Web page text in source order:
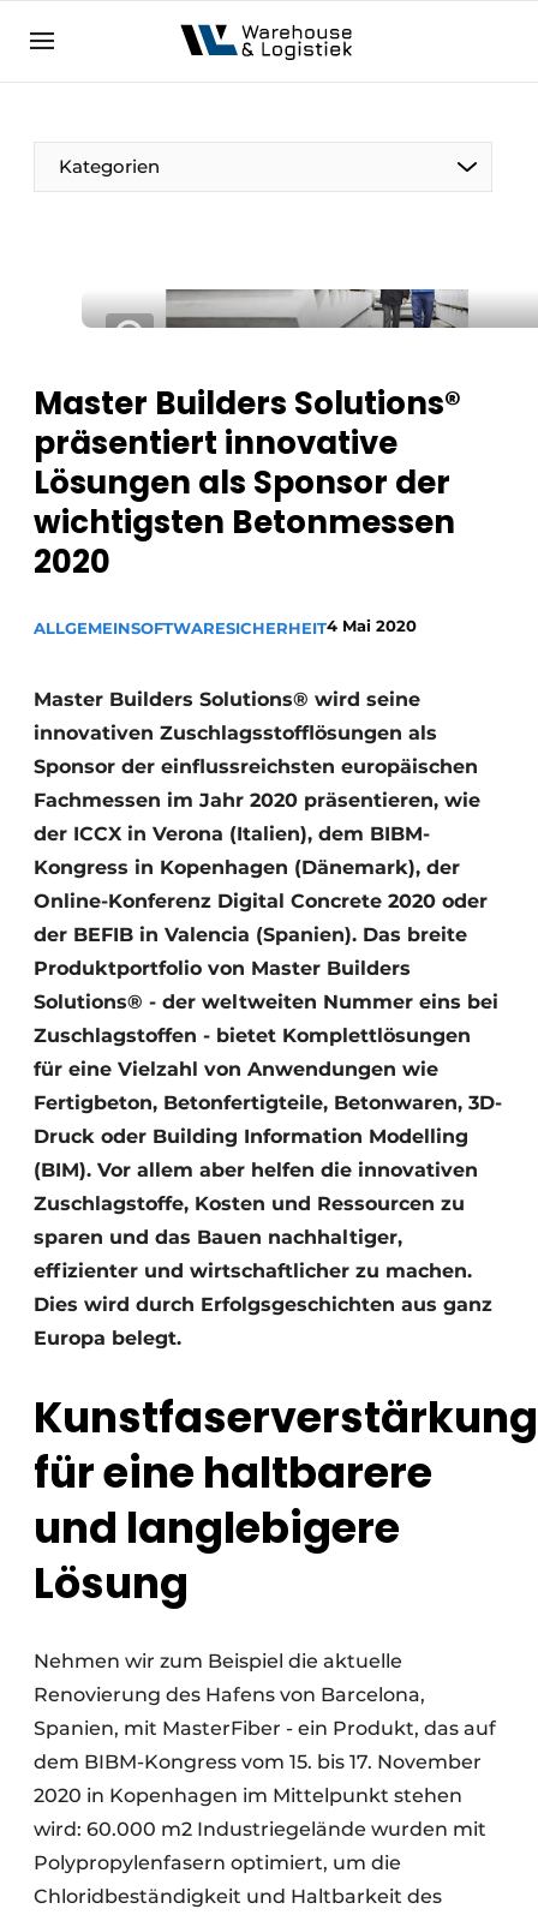
NL EN
Kategorien
Master Builders Solutions®
präsentiert innovative
Lösungen als Sponsor der
wichtigsten Betonmessen
2020
ALLGEMEINSOFTWARESICHERHEIT4 Mai 2020
Master Builders Solutions® wird seine
innovativen Zuschlagsstofflösungen als
Sponsor der einflussreichsten europäischen
Fachmessen im Jahr 2020 präsentieren, wie
der ICCX in Verona (Italien), dem BIBM-
Kongress in Kopenhagen (Dänemark), der
Online-Konferenz Digital Concrete 2020 oder
der BEFIB in Valencia (Spanien). Das breite
Produktportfolio von Master Builders
Solutions® - der weltweiten Nummer eins bei
Zuschlagstoffen - bietet Komplettlösungen
für eine Vielzahl von Anwendungen wie
Fertigbeton, Betonfertigteile, Betonwaren, 3D-
Druck oder Building Information Modelling
(BIM). Vor allem aber helfen die innovativen
Zuschlagstoffe, Kosten und Ressourcen zu
sparen und das Bauen nachhaltiger,
effizienter und wirtschaftlicher zu machen.
Dies wird durch Erfolgsgeschichten aus ganz
Europa belegt.
Kunstfaserverstärkung
für eine haltbarere
und langlebigere
Lösung
Nehmen wir zum Beispiel die aktuelle
Renovierung des Hafens von Barcelona,
Spanien, mit MasterFiber - ein Produkt, das auf
dem BIBM-Kongress vom 15. bis 17. November
2020 in Kopenhagen im Mittelpunkt stehen
wird: 60.000 m2 Industriegelände wurden mit
Polypropylenfasern optimiert, um die
Chloridbeständigkeit und Haltbarkeit des